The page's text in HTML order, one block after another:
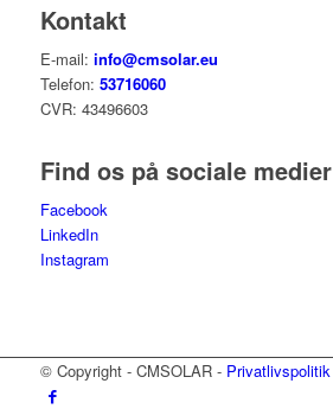
Kontakt
E-mail: info@cmsolar.eu
Telefon: 53716060
CVR: 43496603
Find os på sociale medier
Facebook
LinkedIn
Instagram
© Copyright - CMSOLAR - Privatlivspolitik